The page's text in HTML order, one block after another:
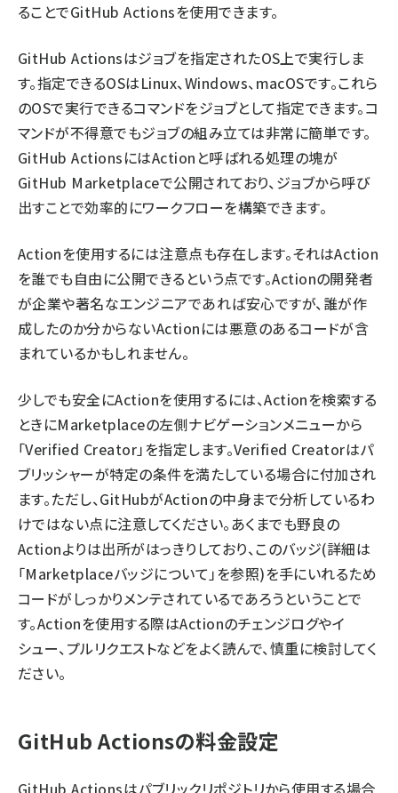
ることでGitHub Actionsを使用できます。
GitHub Actionsはジョブを指定されたOS上で実行しま
す。指定できるOSはLinux、Windows、macOSです。これら
のOSで実行できるコマンドをジョブとして指定できます。コ
マンドが不得意でもジョブの組み立ては非常に簡単です。
GitHub ActionsにはActionと呼ばれる処理の塊が
GitHub Marketplaceで公開されており、ジョブから呼び
出すことで効率的にワークフローを構築できます。
Actionを使用するには注意点も存在します。それはAction
を誰でも自由に公開できるという点です。Actionの開発者
が企業や著名なエンジニアであれば安心ですが、誰が作
成したのか分からないActionには悪意のあるコードが含
まれているかもしれません。
少しでも安全にActionを使用するには、Actionを検索する
ときにMarketplaceの左側ナビゲーションメニューから
「Verified Creator」を指定します。Verified Creatorはパ
ブリッシャーが特定の条件を満たしている場合に付加され
ます。ただし、GitHubがActionの中身まで分析しているわ
けではない点に注意してください。あくまでも野良の
Actionよりは出所がはっきりしており、このバッジ(詳細は
「Marketplaceバッジについて」を参照)を手にいれるため
コードがしっかりメンテされているであろうということで
す。Actionを使用する際はActionのチェンジログやイ
シュー、プルリクエストなどをよく読んで、慎重に検討してく
ださい。
GitHub Actionsの料金設定
GitHub Actionsはパブリックリポジトリから使用する場合